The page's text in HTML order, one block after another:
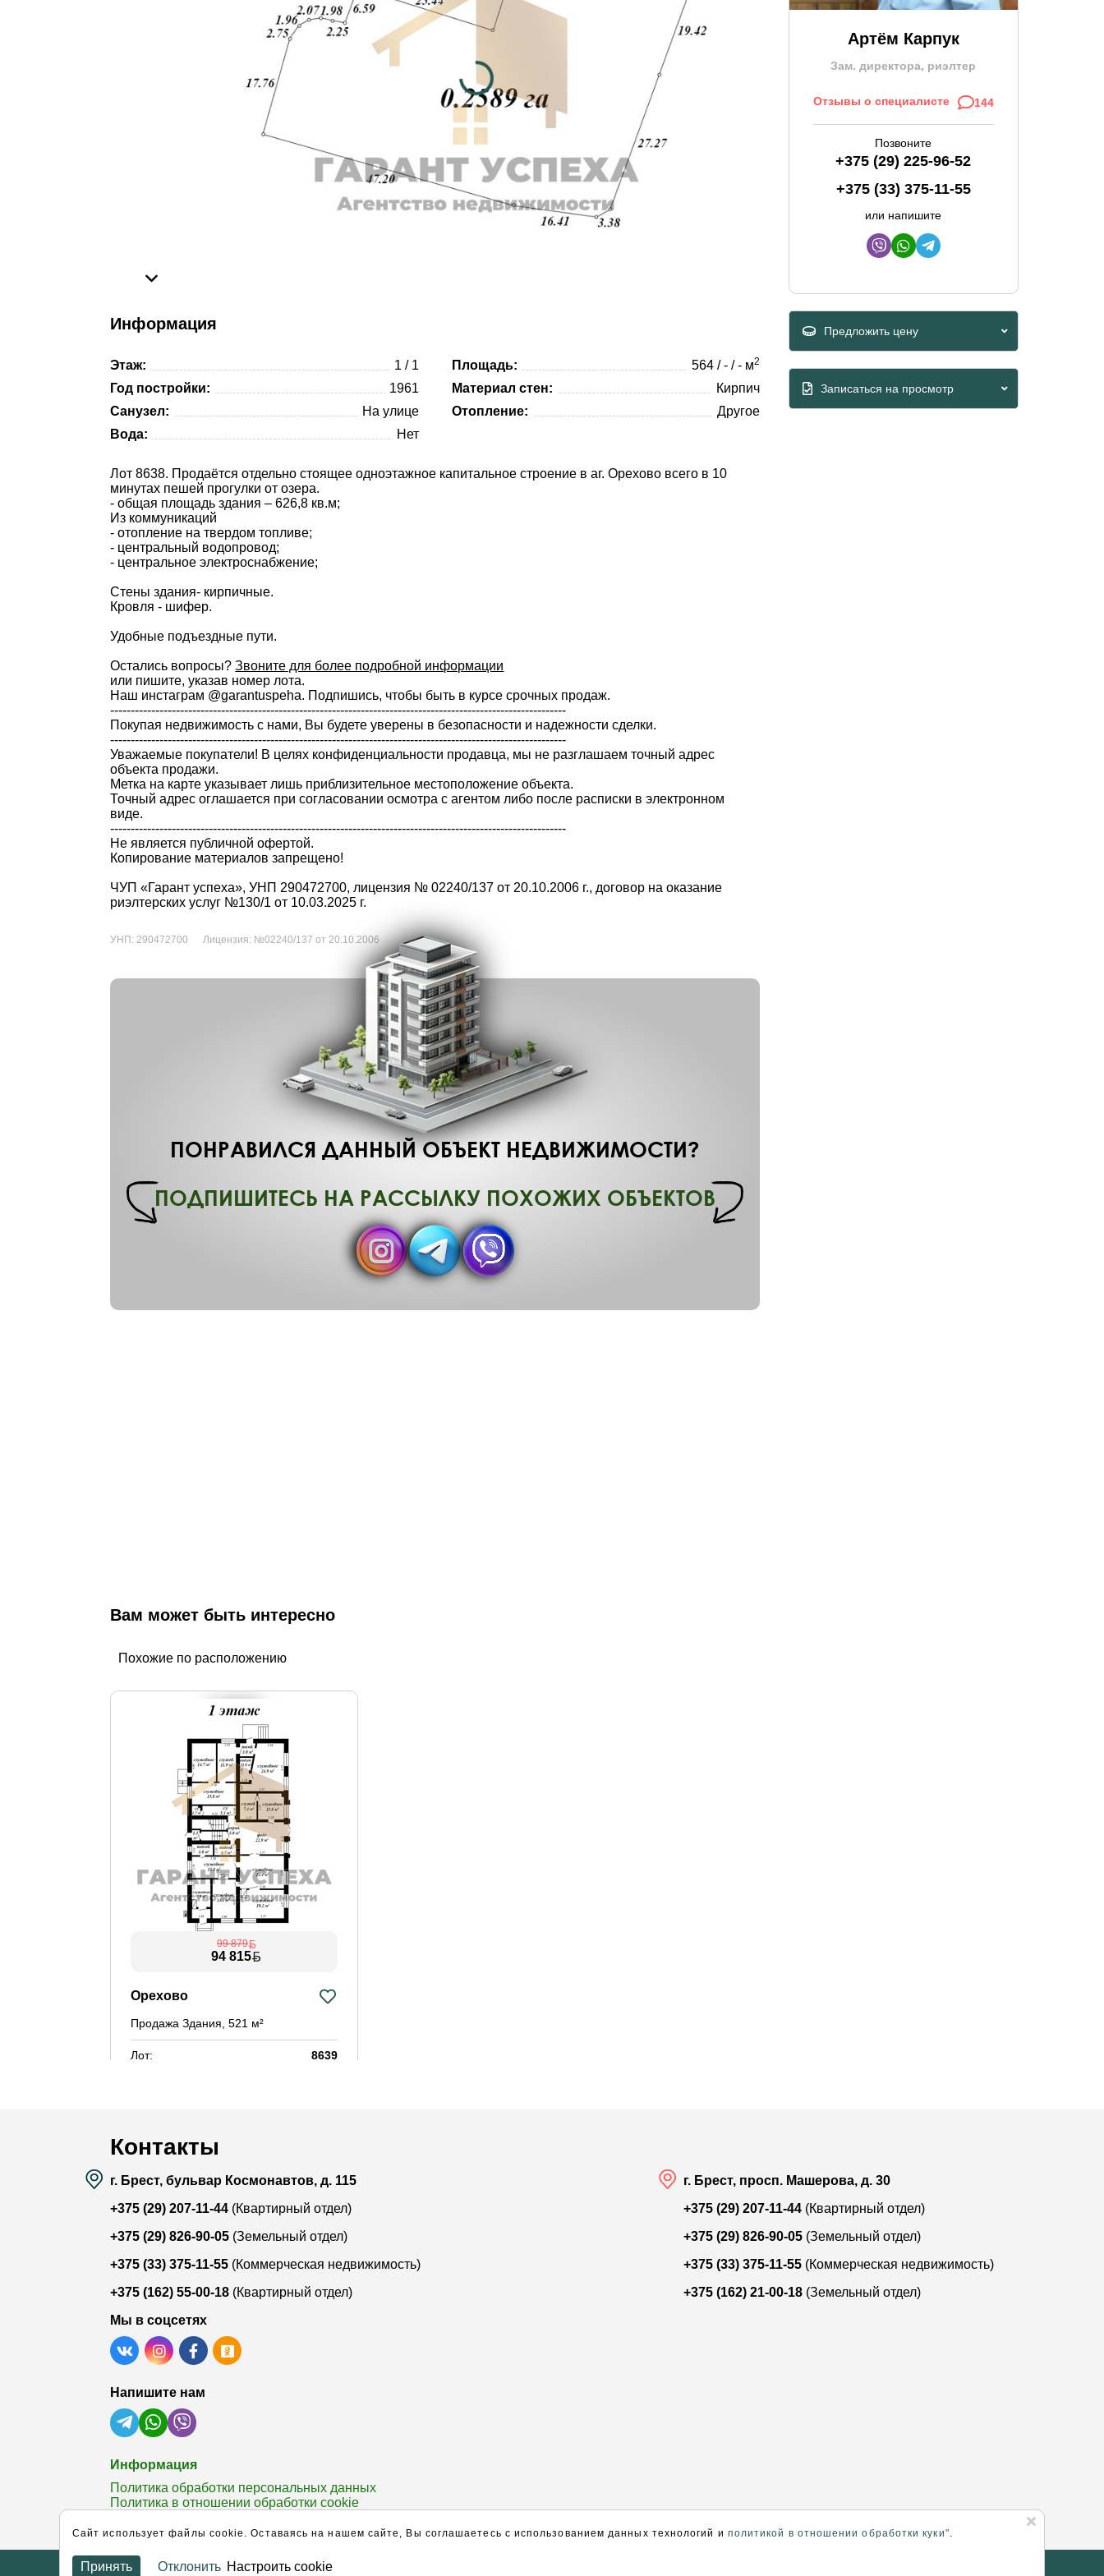
Cайт использует файлы cookie. Оставаясь на нашем сайте, Вы соглашаетесь с использованием данных технологий и политикой в отношении обработки куки".
Принять Отклонить Настроить cookie
дату и предоставлена справочно для
удобства восприятия цен, в том числе
Информация
Этаж: 1 / 1 Площадь: 564 / - / - м2
Год постройки: 1961 Материал стен:
Кирпич
Санузел:
На улице Отопление:
Другое
Вода:
Нет
Лот 8638. Продаётся отдельно стоящее одноэтажное капитальное строение в аг. Орехово всего в 10
минутах пешей прогулки от озера.
- общая площадь здания – 626,8 кв.м;
Из коммуникаций
- отопление на твердом топливе;
- центральный водопровод;
- центральное электроснабжение;
Стены здания- кирпичные.
Кровля - шифер.
Удобные подъездные пути.
Остались вопросы?Звоните для более подробной информации
или пишите, указав номер лота.
Наш инстаграм @garantuspeha. Подпишись, чтобы быть в курсе срочных продаж.
---------------------------------------------------------------------------------------------------------------
Покупая недвижимость с нами, Вы будете уверены в безопасности и надежности сделки.
---------------------------------------------------------------------------------------------------------------
Уважаемые покупатели! В целях конфиденциальности продавца, мы не разглашаем точный адрес
объекта продажи.
Метка на карте указывает лишь приблизительное местоположение объекта.
Точный адрес оглашается при согласовании осмотра с агентом либо после расписки в электронном
виде.
---------------------------------------------------------------------------------------------------------------
Не является публичной офертой.
Копирование материалов запрещено!
ЧУП «Гарант успеха», УНП 290472700, лицензия № 02240/137 от 20.10.2006 г., договор на оказание
риэлтерских услуг №130/1 от 10.03.2025 г.
УНП:290472700 Лицензия: №02240/137 от 20.10.2006
ПОНРАВИЛСЯ ДАННЫЙ ОБЪЕКТ НЕДВИЖИМОСТИ?
ПОДПИШИТЕСЬ НА РАССЫЛКУ ПОХОЖИХ ОБЪЕКТОВ
Артём Карпук
Зам. директора, риэлтер
Отзывы о специалисте 144
Позвоните
+375 (29) 225-96-52
+375 (33) 375-11-55
или напишите
Предложить цену
Viber
Записаться на просмотр
Вам может быть интересно
Похожие по расположению
99 879
94 815
Орехово
Продажа Здания, 521 м²
Лот:
8639
Контакты
г. Брест, бульвар Космонавтов, д. 115
+375 (29) 207-11-44 (Квартирный отдел)
+375 (29) 826-90-05 (Земельный отдел)
+375 (33) 375-11-55 (Коммерческая недвижимость)
+375 (162) 55-00-18 (Квартирный отдел)
г. Брест, просп. Машерова, д. 30
+375 (29) 207-11-44 (Квартирный отдел)
+375 (29) 826-90-05 (Земельный отдел)
+375 (33) 375-11-55 (Коммерческая недвижимость)
+375 (162) 21-00-18 (Земельный отдел)
Мы в соцсетях
Напишите нам
Информация
Политика обработки персональных данных
Политика в отношении обработки cookie
© 2006 - 2026 Агентство недвижимости ЧУП «Гарант успеха»